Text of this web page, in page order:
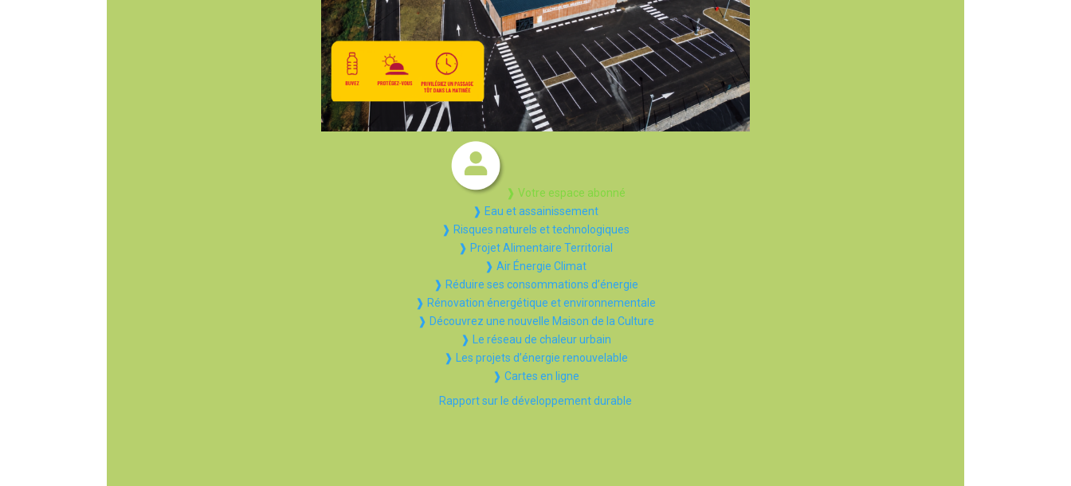
❱ Votre espace abonné
❱ Eau et assainissement
❱ Risques naturels et technologiques
❱ Projet Alimentaire Territorial
❱ Air Énergie Climat
❱ Réduire ses consommations d’énergie
❱ Rénovation énergétique et environnementale
❱ Découvrez une nouvelle Maison de la Culture
❱ Le réseau de chaleur urbain
❱ Les projets d’énergie renouvelable
❱ Cartes en ligne
Rapport sur le développement durable